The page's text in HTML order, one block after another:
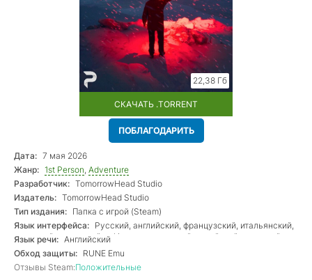
22,38 Гб
СКАЧАТЬ .TORRENT
ПОБЛАГОДАРИТЬ
Дата: 7 мая 2026
Жанр: 1st Person, Adventure
Разработчик: TomorrowHead Studio
Издатель: TomorrowHead Studio
Тип издания: Папка с игрой (Steam)
Язык интерфейса: Русский, английский, французский, итальянский,
немецкий, испанский — Испания, японский, корейский, польский,
португальский — Бразилия, китайский (упр.), китайский (трад.),
турецкий
Язык речи: Английский
Обход защиты: RUNE Emu
Отзывы Steam:Положительные